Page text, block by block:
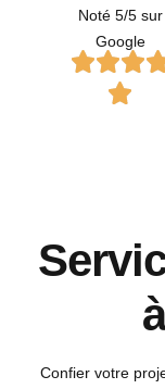
Noté 5/5 sur
Google
à
Confier votre